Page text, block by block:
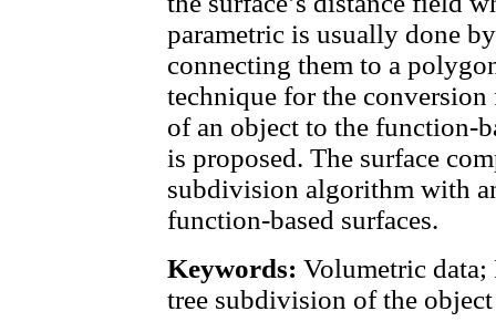
parametric is usually done
connecting them to a
technique for the
of an object to the function-
is proposed. The surface
subdivision algorithm with
function-based surfaces.
Keywords: Volumetric
tree subdivision of the object